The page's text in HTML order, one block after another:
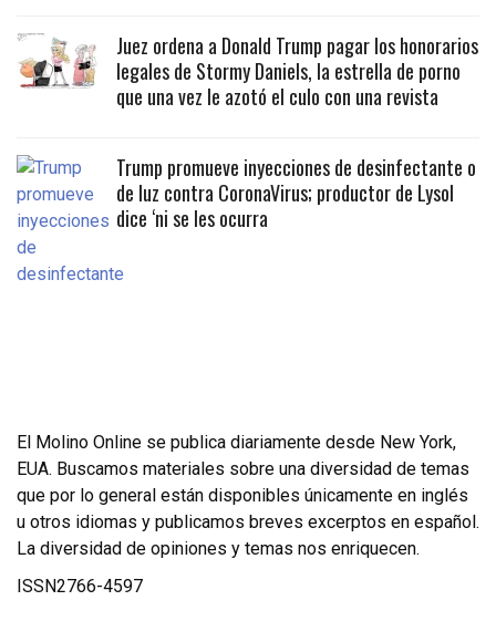
Juez ordena a Donald Trump pagar los honorarios
legales de Stormy Daniels, la estrella de porno
que una vez le azotó el culo con una revista
Trump promueve inyecciones de desinfectante o
de luz contra CoronaVirus; productor de Lysol
dice ‘ni se les ocurra
El Molino Online se publica diariamente desde New York,
EUA. Buscamos materiales sobre una diversidad de temas
que por lo general están disponibles únicamente en inglés
u otros idiomas y publicamos breves excerptos en español.
La diversidad de opiniones y temas nos enriquecen.
ISSN2766-4597